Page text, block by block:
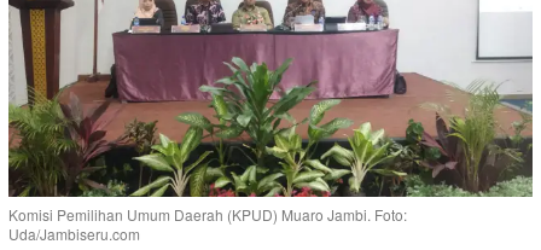
Komisi Pemilihan Umum Daerah (KPUD) Muaro Jambi. Foto:
Uda/Jambiseru.com